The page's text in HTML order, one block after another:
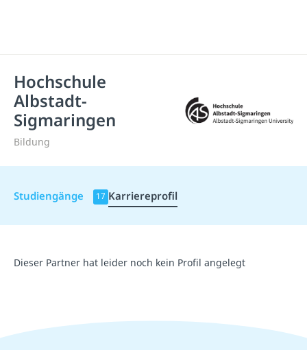
Hochschule
Albstadt-
Sigmaringen
Bildung
Studiengänge 17 Karriereprofil
Dieser Partner hat leider noch kein Profil angelegt